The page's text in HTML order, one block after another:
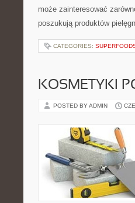
może zainteresować
poszukują produktów
CATEGORIES:
KOSMETYKI
POSTED BY ADMIN